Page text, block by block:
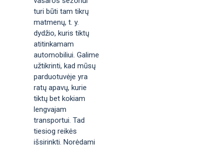
turi būti tam tikrų
matmenų, t. y.
dydžio, kuris tiktų
atitinkamam
automobiliui. Galime
užtikrinti, kad mūsų
parduotuvėje yra
ratų apavų, kurie
tiktų bet kokiam
lengvajam
transportui. Tad
tiesiog reikės
išsirinkti. Norėdami